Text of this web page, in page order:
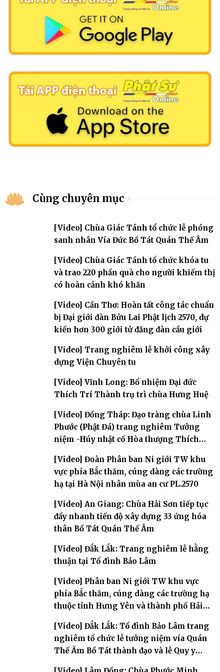
Cùng chuyên mục
[Video] Chùa Giác Tánh tổ chức lễ phóng
sanh nhân Vía Đức Bồ Tát Quán Thế Âm
[Video] Chùa Giác Tánh tổ chức khóa tu
và trao 220 phần quà cho người khiếm thị
có hoàn cảnh khó khăn
[Video] Cần Thơ: Hoàn tất công tác chuẩn
bị Đại giới đàn Bửu Lai Phật lịch 2570, dự
kiến hơn 300 giới tử đăng đàn cầu giới
[Video] Trang nghiêm lễ khởi công xây
dựng Viện Chuyên tu
[Video] Vĩnh Long: Bổ nhiệm Đại đức
Thích Trí Thành trụ trì chùa Hưng Huệ
[Video] Đồng Tháp: Đạo tràng chùa Linh
Phước (Phật Đá) trang nghiêm Tưởng
niệm -Húy nhật cố Hòa thượng Thích
[Video] Đoàn Phân ban Ni giới TW khu
vực phía Bắc thăm, cúng dàng các trường
hạ tại Hà Nội nhân mùa an cư PL.2570
[Video] An Giang: Chùa Hải Sơn tiếp tục
đẩy nhanh tiến độ xây dựng 33 ứng hóa
thân Bồ Tát Quán Thế Âm
[Video] Đắk Lắk: Trang nghiêm lễ hằng
thuận tại Tổ đình Bảo Lâm
[Video] Phân ban Ni giới TW khu vực
phía Bắc thăm, cúng dàng các trường hạ
thuộc tỉnh Hưng Yên và thành phố Hải
[Video] Đắk Lắk: Tổ đình Bảo Lâm trang
nghiêm tổ chức lễ tưởng niệm vía Quán
Thế Âm Bồ Tát thành đạo và lễ Quy y